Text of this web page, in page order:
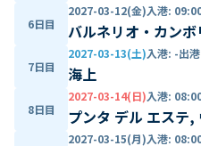
6日目
2027-03-12(金)入港:
バルネリオ・カン
7日目
2027-03-13(土)入港: -出港
海上
8日目
2027-03-14(日)入港:
プンタ デル エステ,
2027-03-15(月)入港: